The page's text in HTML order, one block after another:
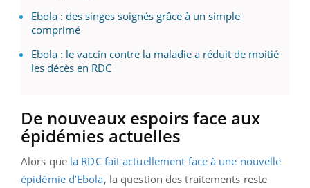
Ebola : des singes soignés grâce à un simple
comprimé
Ebola : le vaccin contre la maladie a réduit de moitié
les décès en RDC
De nouveaux espoirs face aux
épidémies actuelles
Alors que la RDC fait actuellement face à une nouvelle
épidémie d’Ebola, la question des traitements reste